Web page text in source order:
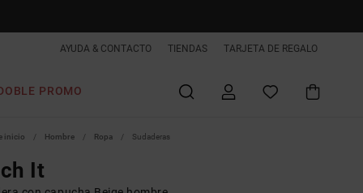
AYUDA & CONTACTO TIENDAS TARJETA DE REGALO
PROMO
inicio Hombre Ropa Sudaderas
It